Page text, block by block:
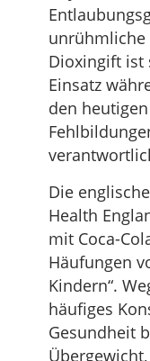
unrühmliche
Dioxingift ist
Einsatz
den
Die
Health
mit Coca-
Häufungen
Kindern“.
häufiges
Gesundheit